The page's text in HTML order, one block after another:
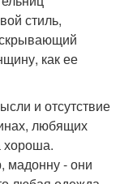
стиль,
как ее
и отсутствие
любящих
хороша.
мадонну - они